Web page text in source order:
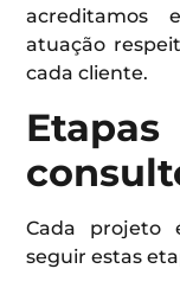
acreditamos
atuação
cada cliente.
Cada projeto
seguir estas